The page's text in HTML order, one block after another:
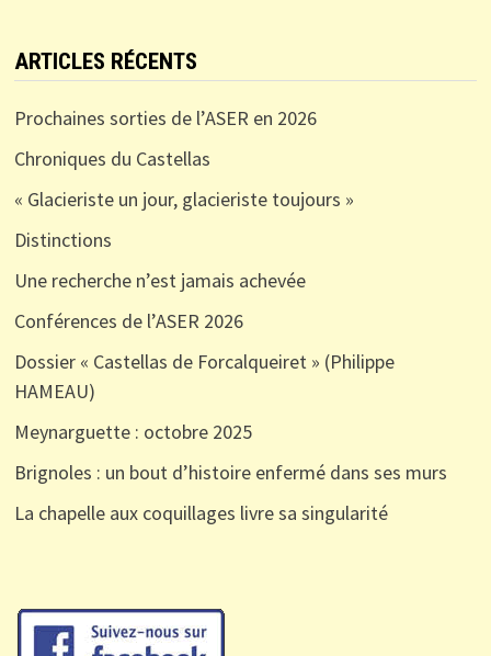
ARTICLES RÉCENTS
Prochaines sorties de l’ASER en 2026
Chroniques du Castellas
« Glacieriste un jour, glacieriste toujours »
Distinctions
Une recherche n’est jamais achevée
Conférences de l’ASER 2026
Dossier « Castellas de Forcalqueiret » (Philippe
HAMEAU)
Meynarguette : octobre 2025
Brignoles : un bout d’histoire enfermé dans ses murs
La chapelle aux coquillages livre sa singularité